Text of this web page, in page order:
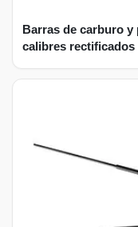
Barras de carburo
calibres rectificados